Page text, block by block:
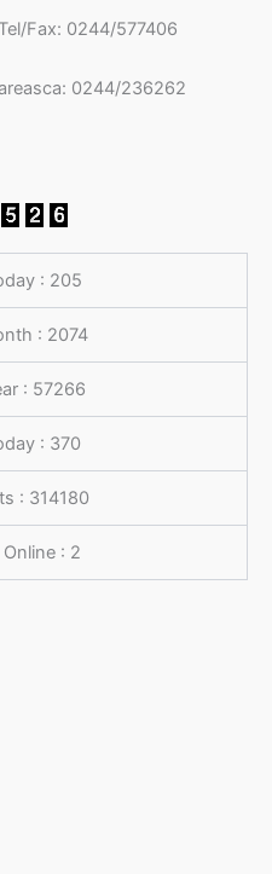
Fax: 0244/577406
0244/236262
: 205
: 2074
: 57266
: 370
: 314180
: 2